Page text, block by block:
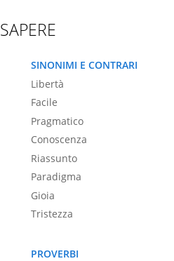
SAPERE
SINONIMI E CONTRARI
Libertà
Facile
Pragmatico
Conoscenza
Riassunto
Paradigma
Gioia
Tristezza
PROVERBI